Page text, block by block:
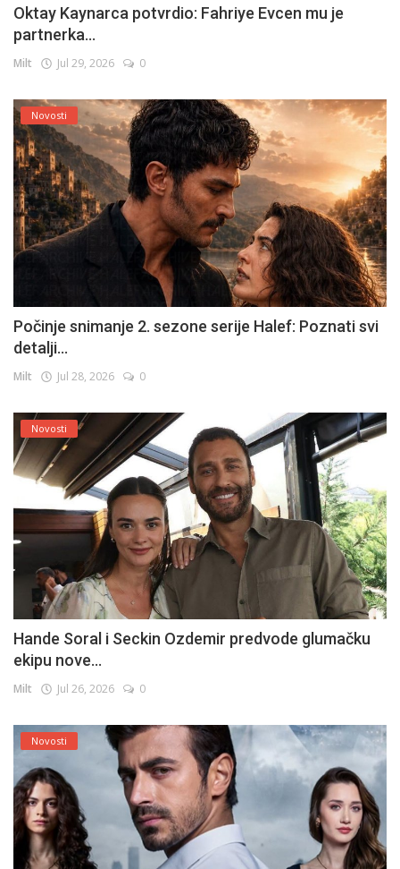
Oktay Kaynarca potvrdio: Fahriye Evcen mu je
partnerka...
Milt Jul 29, 2026 0
Novosti
Počinje snimanje 2. sezone serije Halef: Poznati svi
detalji...
Milt Jul 28, 2026 0
Novosti
Hande Soral i Seckin Ozdemir predvode glumačku
ekipu nove...
Milt Jul 26, 2026 0
Novosti